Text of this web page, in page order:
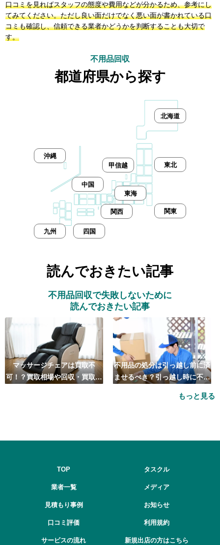
口コミを見ればスタッフの態度や費用などが分かるため、参考にし
てみてください。ただし良い面だけでなく悪い面が書かれている口
コミも確認し、信頼できる業者かどうかを判断することも大切で
す。
不用品回収
都道府県から探す
北海道
東北
甲信越
東海
関東
関西
中国
四国
九州
沖縄
読んでおきたい記事
不用品回収で失敗しないために
読んでおきたい記事
マッサージチェアは買取不
可！？買取相場や回収・買取の
不用品の処分は引っ越し前に済
ませるべき？引っ越し時に不用
もっと見る
TOP
業者一覧
見積もり事例
口コミ評価
サービスの流れ
タスクル
メディア
お知らせ
利用規約
新規出店の方はこちら